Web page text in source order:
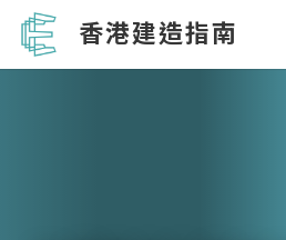
香港建造指南